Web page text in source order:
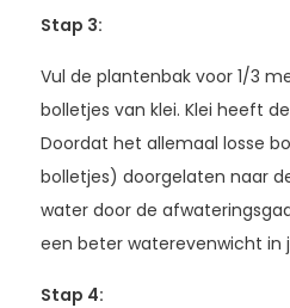
Stap 3:
Vul de plantenbak voor 1/3
bolletjes van klei. Klei heeft
Doordat het allemaal losse
bolletjes) doorgelaten naar
water door de
een beter waterevenwicht in
Stap 4: